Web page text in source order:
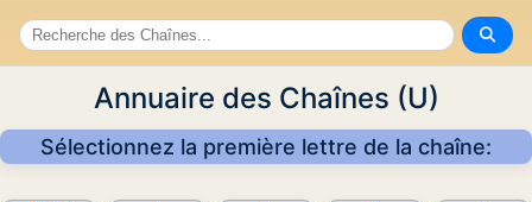
Annuaire des Chaînes (U)
Sélectionnez la première lettre de la chaîne: